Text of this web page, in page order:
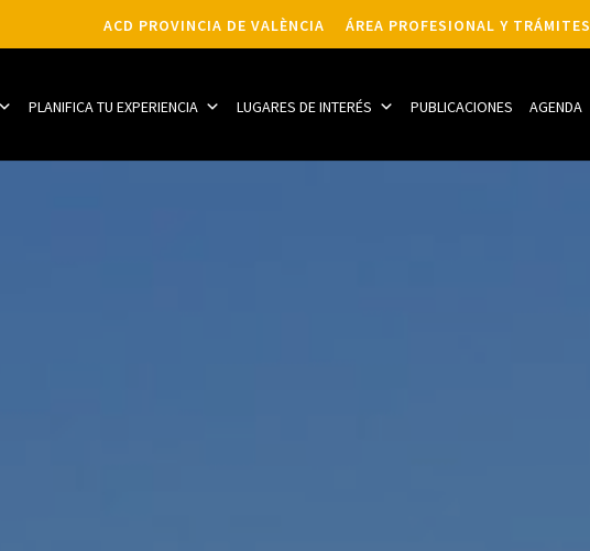
ACD PROVINCIA DE VALÈNCIA ÁREA PROFESIONAL Y TRÁMITES
PLANIFICA TU EXPERIENCIA LUGARES DE INTERÉS PUBLICACIONES AGENDA